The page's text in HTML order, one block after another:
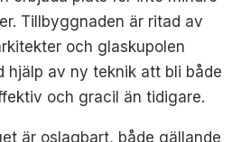
Tillbyggnaden är ritad av
och glaskupolen
hjälp av ny teknik att bli både
och gracil än tidigare.
är oslagbart, både gällande